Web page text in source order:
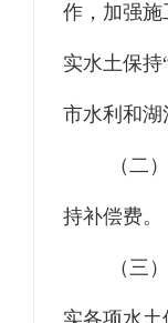
作， 加强施
实水土保持
市水利和湖
（二
持补偿费。
（三）